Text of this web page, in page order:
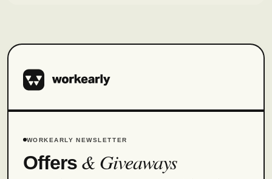
WORKEARLY NEWSLETTER
Offers& Giveaways